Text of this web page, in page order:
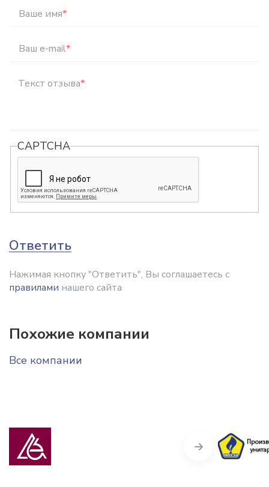
Ваше имя*
Ваш e-mail*
Текст отзыва*
CAPTCHA
Ответить
Нажимая кнопку "Ответить", Вы соглашаетесь с
правилами нашего сайта
Похожие компании
Все компании
Next